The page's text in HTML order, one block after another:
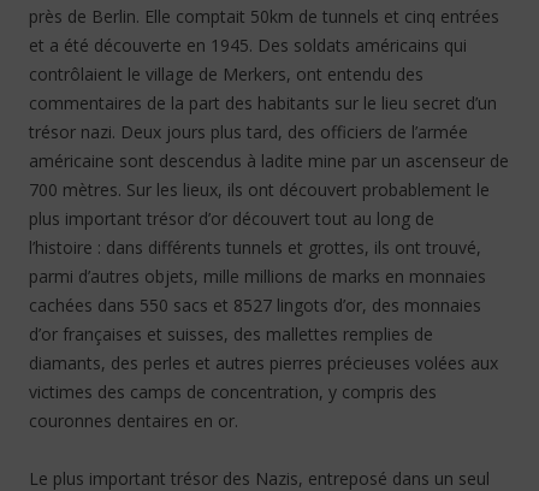
près de Berlin. Elle comptait 50km de tunnels et cinq entrées
et a été découverte en 1945. Des soldats américains qui
contrôlaient le village de Merkers, ont entendu des
commentaires de la part des habitants sur le lieu secret d’un
trésor nazi. Deux jours plus tard, des officiers de l’armée
américaine sont descendus à ladite mine par un ascenseur de
700 mètres. Sur les lieux, ils ont découvert probablement le
plus important trésor d’or découvert tout au long de
l’histoire : dans différents tunnels et grottes, ils ont trouvé,
parmi d’autres objets, mille millions de marks en monnaies
cachées dans 550 sacs et 8527 lingots d’or, des monnaies
d’or françaises et suisses, des mallettes remplies de
diamants, des perles et autres pierres précieuses volées aux
victimes des camps de concentration, y compris des
couronnes dentaires en or.
Le plus important trésor des Nazis, entreposé dans un seul